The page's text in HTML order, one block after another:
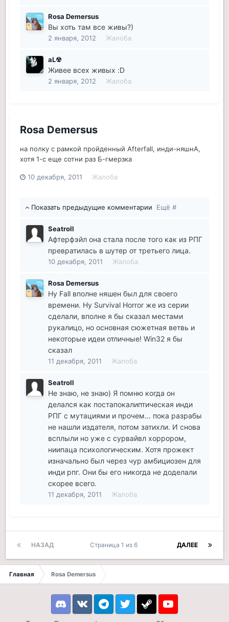
Rosa Demersus
Вы хоть там все живы?)
2 января, 2012 Жалоба
aL☢
Живее всех живых :D
2 января, 2012 Жалоба
Rosa Demersus
на полку с рамкой пройденный Afterfall, инди-няшнА,
хотя 1-с еще сотни раз Б-гмерзка
10 декабря, 2011 Жалоба
Показать предыдущие комментарии Ещё #
Seatroll
Афтерфэйл она стала после того как из РПГ
превратилась в шутер от третьего лица.
10 декабря, 2011 Жалоба
Rosa Demersus
Ну Fall вполне няшен был для своего
времени. Ну Survival Horror же из серии
сделали, вполне я бы сказал местами
рукалицо, но основная сюжетная ветвь и
некоторые идеи отличные! Win32 я бы
сказал
11 декабря, 2011 Жалоба
Seatroll
Не знаю, не знаю) Я помню когда он
делался как постапокалиптическая инди
РПГ с мутациями и прочем... пока разрабы
не нашли издателя, потом затихли. И снова
всплыли но уже с сурвайвл хоррором,
ниипаца психологическим. Хотя прожект
изначально был через чур амбициозен для
инди рпг. Они бы его никогда не доделали
скорее всего.
11 декабря, 2011 Жалоба
НАЗАД ДАЛЕЕ
Страница 1 из 6
Главная Rosa Demersus
DiscordVK TelegramTwitter Steam Youtube